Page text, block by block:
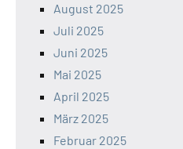
August 2025
Juli 2025
Juni 2025
Mai 2025
April 2025
März 2025
Februar 2025